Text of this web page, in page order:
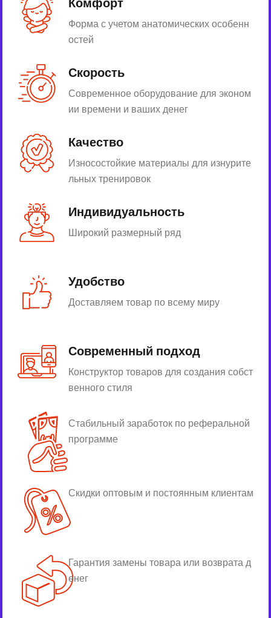
Форма с учетом анатомических особенн
остей
Скорость
Современное оборудование для эконом
ии времени и ваших денег
Качество
Износостойкие материалы для изнурите
льных тренировок
Индивидуальность
Широкий размерный ряд
Удобство
Доставляем товар по всему миру
Современный подход
Конструктор товаров для создания собст
венного стиля
Стабильный заработок по реферальной
программе
Скидки оптовым и постоянным клиентам
Гарантия замены товара или возврата д
енег